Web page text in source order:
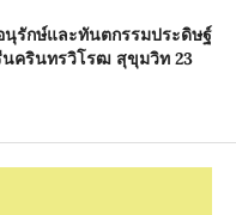
รักษ์และทันตกรรมประดิษฐ์
ครินทรวิโรฒ สุขุมวิท 23